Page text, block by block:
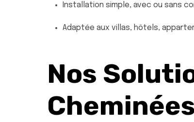
Installation simple, avec ou sans
Adaptée aux villas, hôtels,
Nos